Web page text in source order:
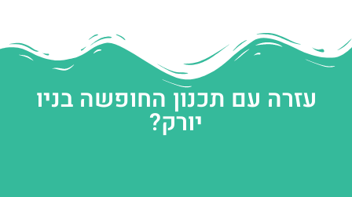
עזרה עם תכנון החופשה בניו
יורק?